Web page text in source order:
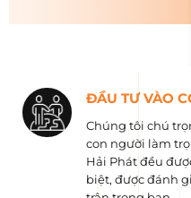
ĐẦU TƯ VÀO
Chúng tôi chú
con người làm
Hải Phát đều
biệt, được đánh